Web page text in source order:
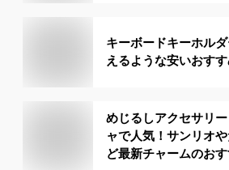
キーボードキーホル
えるような安いおすす
めじるしアクセサリ
ャで人気！サンリオ
ど最新チャームのお